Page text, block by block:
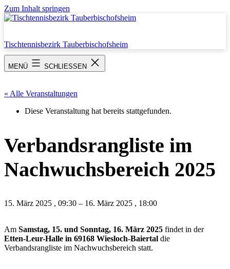
Zum Inhalt springen
Tischtennisbezirk Tauberbischofsheim
MENÜ SCHLIESSEN
« Alle Veranstaltungen
Diese Veranstaltung hat bereits stattgefunden.
Verbandsrangliste im
Nachwuchsbereich 2025
15. März 2025 , 09:30 – 16. März 2025 , 18:00
Am Samstag, 15. und Sonntag, 16. März 2025 findet in der
Etten-Leur-Halle in 69168 Wiesloch-Baiertal die
Verbandsrangliste im Nachwuchsbereich statt.